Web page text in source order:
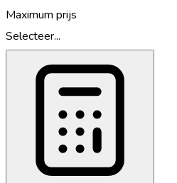
Maximum prijs
Selecteer...